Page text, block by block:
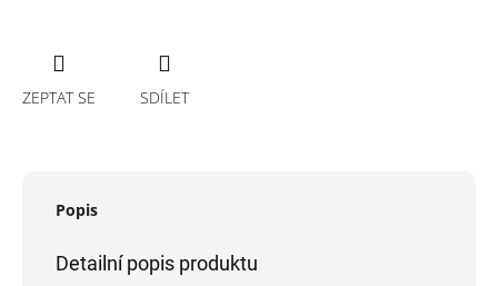
ZEPTAT SE SDÍLET
Popis
Detailní popis produktu